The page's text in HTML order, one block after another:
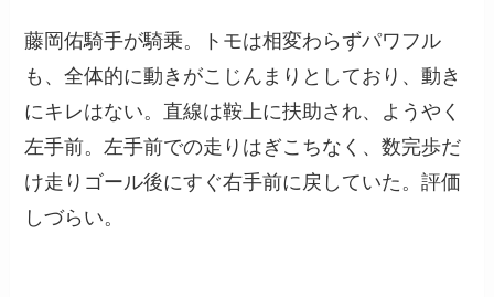
藤岡佑騎手が騎乗。トモは相変わらずパワフル
も、全体的に動きがこじんまりとしており、動き
にキレはない。直線は鞍上に扶助され、ようやく
左手前。左手前での走りはぎこちなく、数完歩だ
け走りゴール後にすぐ右手前に戻していた。評価
しづらい。